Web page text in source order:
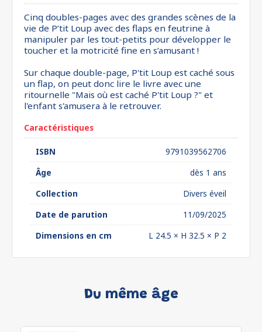
Cinq doubles-pages avec des grandes scènes de la
vie de P’tit Loup avec des flaps en feutrine à
manipuler par les tout-petits pour développer le
toucher et la motricité fine en s’amusant !
Sur chaque double-page, P'tit Loup est caché sous
un flap, on peut donc lire le livre avec une
ritournelle "Mais où est caché P'tit Loup ?" et
l'enfant s'amusera à le retrouver.
Caractéristiques
ISBN
9791039562706
Âge
dès 1 ans
Collection
Divers éveil
Date de parution
11/09/2025
Dimensions en cm
L 24.5 × H 32.5 × P 2
Du même âge